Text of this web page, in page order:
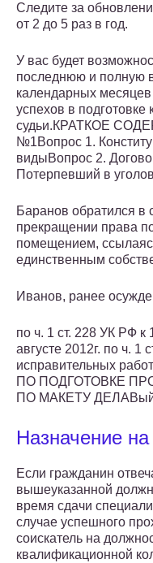
Следите за
от 2 до 5 раз в год.
У вас будет
последнюю и полную
календарных
успехов в подготовке
судьи.КРАТКОЕ
№1Вопрос 1.
видыВопрос 2.
Потерпевший в
Баранов обратился в
прекращении права
помещением,
единственным
Иванов, ранее
по ч. 1 ст. 228 УК РФ
августе 2012г. по ч. 1
исправительных
ПО ПОДГОТОВКЕ
ПО МАКЕТУ
Назначение
Если гражданин
вышеуказанной
время сдачи
случае успешного
соискатель на
квалификационной